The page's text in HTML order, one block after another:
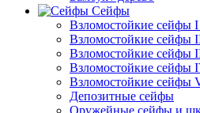
Сейфы
Взломостойкие сейфы I
Взломостойкие сейфы
Взломостойкие сейфы
Взломостойкие сейфы
Взломостойкие сейфы
Депозитные сейфы
Оружейные сейфы и